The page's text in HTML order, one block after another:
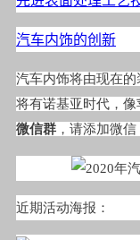
汽车内饰的创新
汽车内饰将由现在
将有诺基亚时代，
微信群 ，请添加微信
近期活动海报：